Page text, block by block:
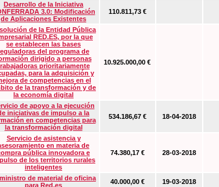
Desarrollo de la Iniciativa
3.0: Modificación
de Aplicaciones Existentes
110.811,73 €
de la Entidad Pública
RED.ES, por la que
se establecen las bases
del programa de
dirigido a personas
prioritariamente
para la adquisición y
de competencias en el
de la transformación y de
la economía digital
10.925.000,00 €
de apoyo a la ejecución
iniciativas de impulso a la
en competencias para
la transformación digital
534.186,67 € 18-04-2018
Servicio de asistencia y
en materia de
pública innovadora e
de los territorios rurales
inteligentes
74.380,17 € 28-03-2018
de material de oficina
para Red.es
40.000,00 € 19-03-2018